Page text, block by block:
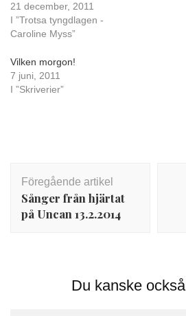
21 december, 2011
I ”Trotsa tyngdlagen -
Caroline Myss”
Vilken morgon!
7 juni, 2011
I ”Skriverier”
Föregående artikel
Sånger från hjärtat
på Uncan 13.2.2014
Du kanske